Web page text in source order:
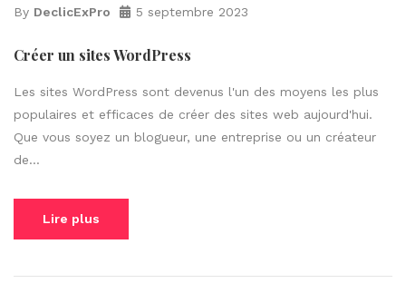
By DeclicExPro 5 septembre 2023
Créer un sites WordPress
Les sites WordPress sont devenus l'un des moyens les plus
populaires et efficaces de créer des sites web aujourd'hui.
Que vous soyez un blogueur, une entreprise ou un créateur
de...
Lire plus